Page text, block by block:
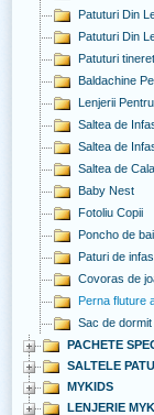
Patuturi Din
Patuturi Din
Patuturi tineret
Baldachine
Lenjerii
Saltea de
Saltea de
Saltea de
Baby Nest
Fotoliu Copii
Poncho de
Paturi de
Covoras de
Perna fluture
Sac de dormit
PACHETE
SALTELE
MYKIDS
LENJERIE